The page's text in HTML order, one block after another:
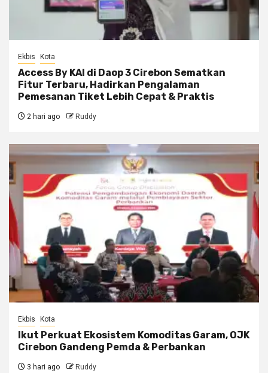
Ekbis Kota
Access By KAI di Daop 3 Cirebon Sematkan
Fitur Terbaru, Hadirkan Pengalaman
Pemesanan Tiket Lebih Cepat & Praktis
2 hari ago Ruddy
Ekbis Kota
Ikut Perkuat Ekosistem Komoditas Garam, OJK
Cirebon Gandeng Pemda & Perbankan
3 hari ago Ruddy